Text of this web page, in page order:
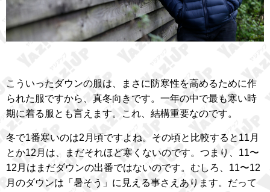
こういったダウンの服は、まさに防寒性を高めるために作
られた服ですから、真冬向きです。一年の中で最も寒い時
期に着る服とも言えます。これ、結構重要なのです。
冬で1番寒いのは2月頃ですよね。その頃と比較すると11月
とか12月は、まだそれほど寒くないのです。つまり、11〜
12月はまだダウンの出番ではないのです。むしろ、11〜12
月のダウンは「暑そう」に見える事さえあります。だって